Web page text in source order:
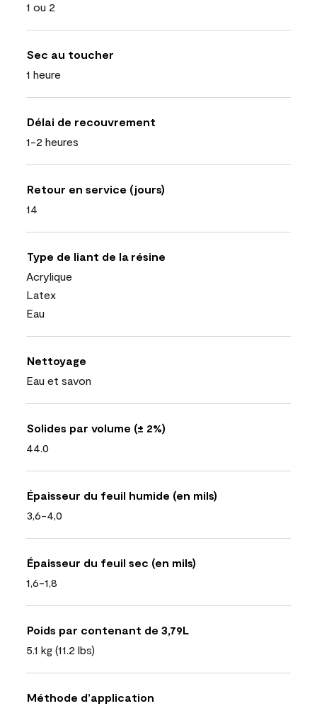
1 ou 2
Sec au toucher
1 heure
Délai de recouvrement
1-2 heures
Retour en service (jours)
14
Type de liant de la résine
Acrylique
Latex
Eau
Nettoyage
Eau et savon
Solides par volume (± 2%)
44.0
Épaisseur du feuil humide (en mils)
3,6-4,0
Épaisseur du feuil sec (en mils)
1,6-1,8
Poids par contenant de 3,79L
5.1 kg (11.2 lbs)
Méthode d’application